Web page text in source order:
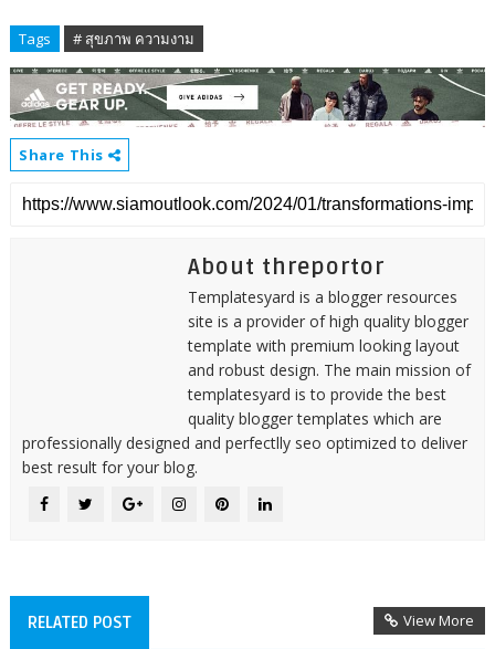
Tags # สุขภาพ ความงาม
Share This
About threportor
Templatesyard is a blogger resources
site is a provider of high quality blogger
template with premium looking layout
and robust design. The main mission of
templatesyard is to provide the best
quality blogger templates which are
professionally designed and perfectlly seo optimized to deliver
best result for your blog.
RELATED POST View More